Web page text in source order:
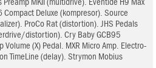
Deluxe (kompresor). Source
ProCo Rat (distortion). JHS Pedals
distortion). Cry Baby GCB95
(X) Pedal. MXR Micro Amp. Electro-
TimeLine (delay). Strymon Mobius